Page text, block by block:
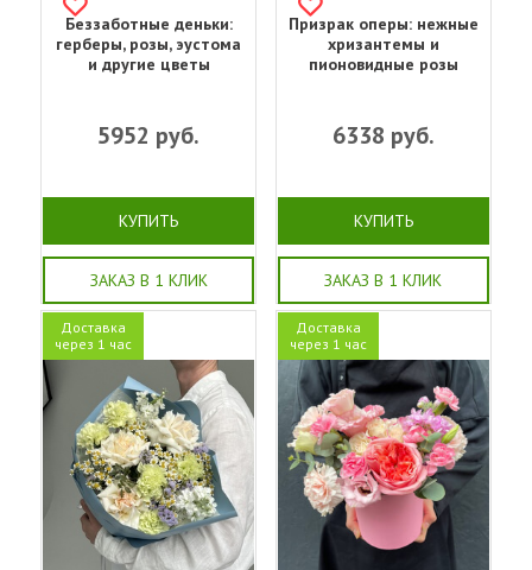
Беззаботные деньки:
герберы, розы, эустома
и другие цветы
5952 руб.
КУПИТЬ
ЗАКАЗ В 1 КЛИК
Призрак оперы: нежные
хризантемы и
пионовидные розы
6338 руб.
КУПИТЬ
ЗАКАЗ В 1 КЛИК
Доставка
через 1 час
Доставка
через 1 час